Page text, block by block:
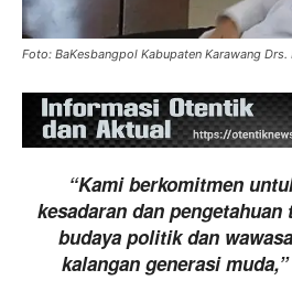
Foto: BaKesbangpol Kabupaten Karawang
“Kami berkomitmen
kesadaran dan
budaya politik dan
kalangan generasi